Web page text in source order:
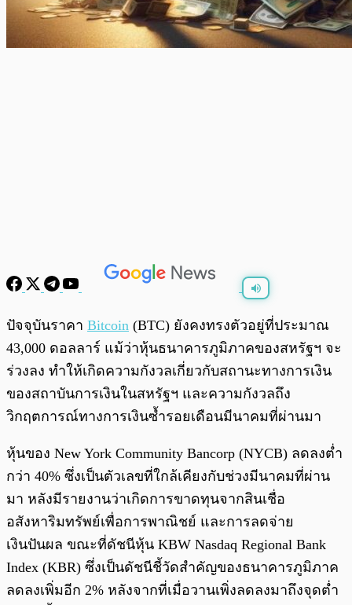
0:00
ปัจจุบันราคา Bitcoin (BTC) ยังคงทรงตัวอยู่ที่ประมาณ
43,000 ดอลลาร์ แม้ว่าหุ้นธนาคารภูมิภาคของสหรัฐฯ จะ
ร่วงลง ทำให้เกิดความกังวลเกี่ยวกับสถานะทางการเงิน
ของสถาบันการเงินในสหรัฐฯ และความกังวลถึง
วิกฤตการณ์ทางการเงินซ้ำรอยเดือนมีนาคมที่ผ่านมา
หุ้นของ New York Community Bancorp (NYCB) ลดลงต่ำ
กว่า 40% ซึ่งเป็นตัวเลขที่ใกล้เคียงกับช่วงมีนาคมที่ผ่าน
มา หลังมีรายงานว่าเกิดการขาดทุนจากสินเชื่อ
อสังหาริมทรัพย์เพื่อการพาณิชย์ และการลดจ่าย
เงินปันผล ขณะที่ดัชนีหุ้น KBW Nasdaq Regional Bank
Index (KBR) ซึ่งเป็นดัชนีชี้วัดสำคัญของธนาคารภูมิภาค
ลดลงเพิ่มอีก 2% หลังจากที่เมื่อวานเพิ่งลดลงมาถึงจุดต่ำ